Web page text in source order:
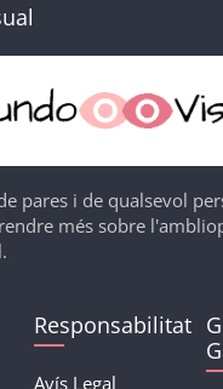
pares i de qualsevol
més sobre
Responsabilitat
Avís Legal